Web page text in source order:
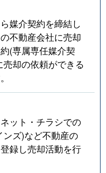
媒介契約を締結し
不動産会社に売却
(専属専任媒介契
却の依頼ができる
ット・チラシでの
ズ)など不動産の
録し売却活動を行